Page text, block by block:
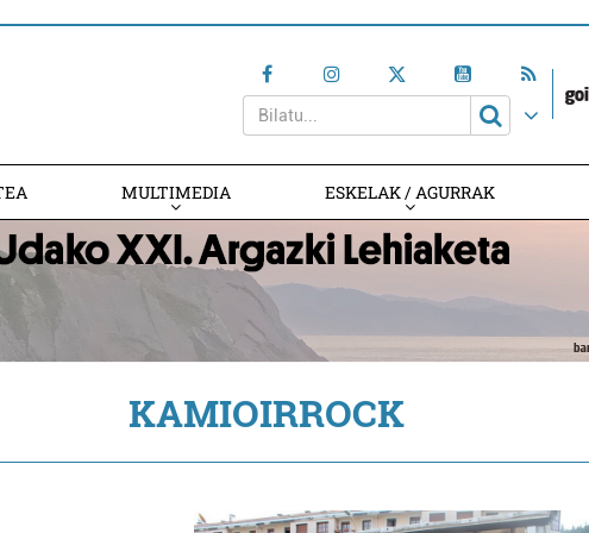
MULTIMEDIA ESKELAK / AGURRAK
KAMIOIRROCK